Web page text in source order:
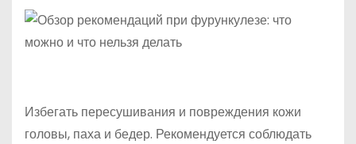
Избегать пересушивания и повреждения кожи
головы, паха и бедер. Рекомендуется соблюдать